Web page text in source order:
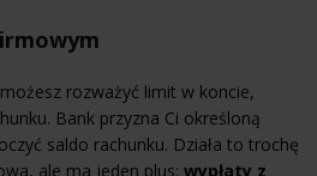
rozważyć limit w koncie,
Bank przyzna Ci określoną
saldo rachunku. Działa to trochę
ale ma jeden plus: wypłaty z